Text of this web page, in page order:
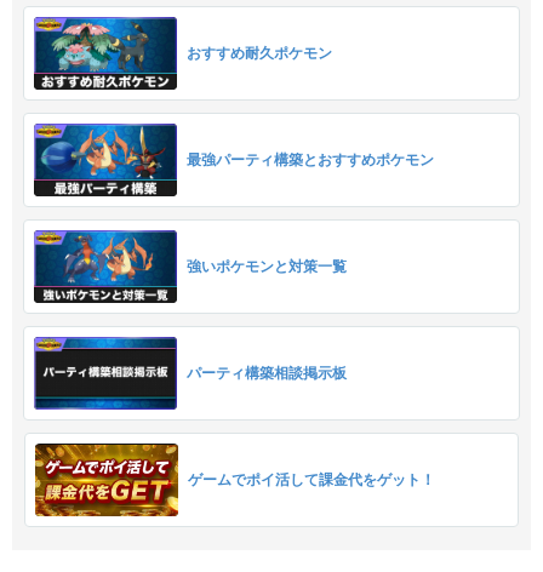
おすすめ耐久ポケモン
最強パーティ構築とおすすめポケモン
強いポケモンと対策一覧
パーティ構築相談掲示板
ゲームでポイ活して課金代をゲット！